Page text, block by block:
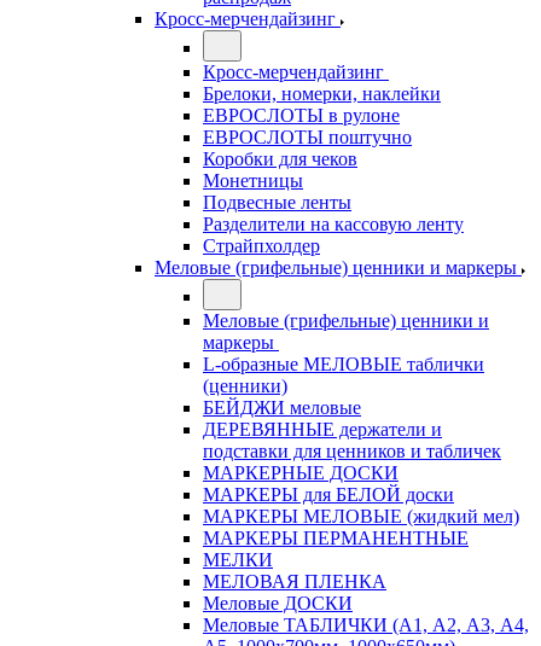
Кросс-мерчендайзинг
Кросс-мерчендайзинг
Брелоки, номерки, наклейки
ЕВРОСЛОТЫ в рулоне
ЕВРОСЛОТЫ поштучно
Коробки для чеков
Монетницы
Подвесные ленты
Разделители на кассовую ленту
Страйпхолдер
Меловые (грифельные) ценники и маркеры
Меловые (грифельные) ценники и
маркеры
L-образные МЕЛОВЫЕ таблички
(ценники)
БЕЙДЖИ меловые
ДЕРЕВЯННЫЕ держатели и
подставки для ценников и табличек
МАРКЕРНЫЕ ДОСКИ
МАРКЕРЫ для БЕЛОЙ доски
МАРКЕРЫ МЕЛОВЫЕ (жидкий мел)
МАРКЕРЫ ПЕРМАНЕНТНЫЕ
МЕЛКИ
МЕЛОВАЯ ПЛЕНКА
Меловые ДОСКИ
Меловые ТАБЛИЧКИ (А1, А2, А3, А4,